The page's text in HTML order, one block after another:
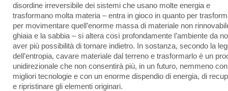
disordine irreversibile dei sistemi che usano molte energia e
trasformano molta materia – entra in gioco in quanto per
per movimentare quell’enorme massa di materiale non
ghiaia e la sabbia – si altera così profondamente l’ambiente da
aver più possibilità di tornare indietro. In sostanza, secondo la
dell’entropia, cavare materiale dal terreno e trasformarlo è un
unidirezionale che non consentirà più, in un futuro, nemmeno
migliori tecnologie e con un enorme dispendio di energia, di
e ripristinare gli elementi originari.